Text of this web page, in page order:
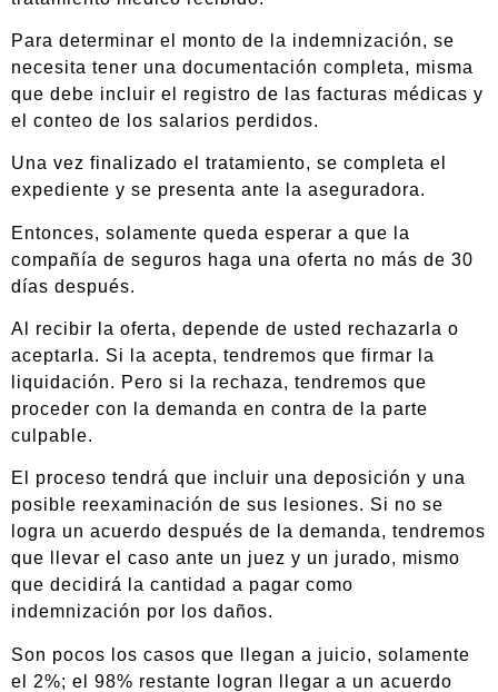
Para determinar el monto de la indemnización, se
necesita tener una documentación completa, misma
que debe incluir el registro de las facturas médicas y
el conteo de los salarios perdidos.
Una vez finalizado el tratamiento, se completa el
expediente y se presenta ante la aseguradora.
Entonces, solamente queda esperar a que la
compañía de seguros haga una oferta no más de 30
días después.
Al recibir la oferta, depende de usted rechazarla o
aceptarla. Si la acepta, tendremos que firmar la
liquidación. Pero si la rechaza, tendremos que
proceder con la demanda en contra de la parte
culpable.
El proceso tendrá que incluir una deposición y una
posible reexaminación de sus lesiones. Si no se
logra un acuerdo después de la demanda, tendremos
que llevar el caso ante un juez y un jurado, mismo
que decidirá la cantidad a pagar como
indemnización por los daños.
Son pocos los casos que llegan a juicio, solamente
el 2%; el 98% restante logran llegar a un acuerdo